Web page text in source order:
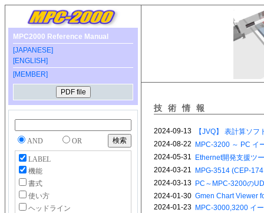
MPC2000 Reference Manual
[JAPANESE]
[ENGLISH]
[MEMBER]
AND OR
LABEL
機能
書式
使い方
ヘッドライン
技術情報